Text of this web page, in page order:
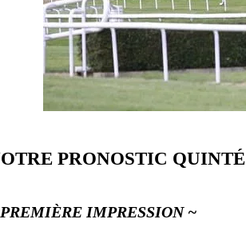
PRONOSTIC QUINTÉ
IMPRESSION ~